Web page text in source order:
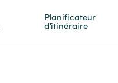
Planificateur
d'itinéraire